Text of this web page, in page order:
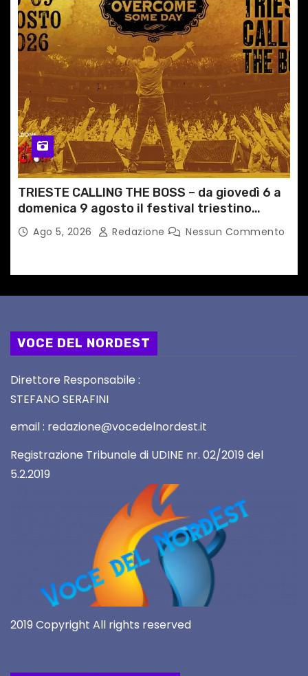
TRIESTE CALLING THE BOSS – da giovedì 6 a
domenica 9 agosto il festival triestino
dedicato a Springsteen
Ago 5, 2026 Redazione Nessun Commento
VOCE DEL NORDEST
Direttore Responsabile :
STEFANO SERAFINI
email : redazione@vocedelnordest.it
Registrazione Tribunale di UDINE nr. 02/2019 del
5.2.2019
2019 Copyright All rights reserved